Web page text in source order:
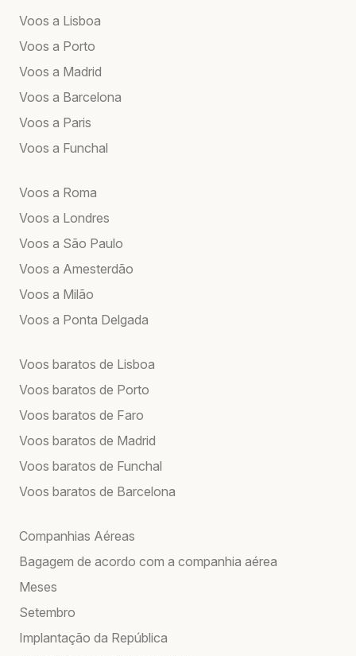
Voos a Lisboa
Voos a Porto
Voos a Madrid
Voos a Barcelona
Voos a Paris
Voos a Funchal
Voos a Roma
Voos a Londres
Voos a São Paulo
Voos a Amesterdão
Voos a Milão
Voos a Ponta Delgada
Voos baratos de Lisboa
Voos baratos de Porto
Voos baratos de Faro
Voos baratos de Madrid
Voos baratos de Funchal
Voos baratos de Barcelona
Companhias Aéreas
Bagagem de acordo com a companhia aérea
Meses
Setembro
Implantação da República